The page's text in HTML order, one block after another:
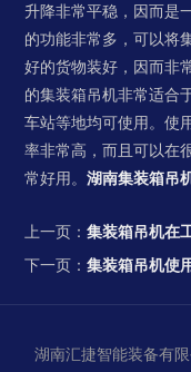
升降非常平稳，因而是
的功能非常多，可以将
好的货物装好，因而非
的集装箱吊机非常适合
车站等地均可使用。使
率非常高，而且可以在
常好用。湖南集装箱吊
上一页：集装箱吊机在
下一页：集装箱吊机使
湖南汇捷智能装备有限